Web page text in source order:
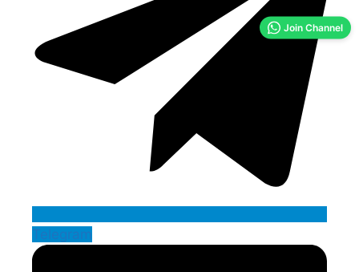
Telegram
Join Channel